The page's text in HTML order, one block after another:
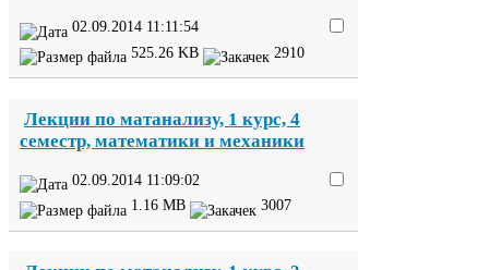
02.09.2014 11:11:54
525 26 KB 2910
Лекции по матанализу, 1 курс, 4
семестр, математики и механики
02 09 2014 11:09:02
1 16 MB 3007